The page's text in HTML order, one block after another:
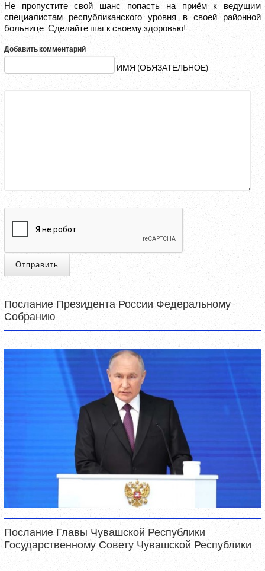
Не пропустите свой шанс попасть на приём к ведущим
специалистам республиканского уровня в своей районной
больнице. Сделайте шаг к своему здоровью!
Добавить комментарий
ИМЯ (ОБЯЗАТЕЛЬНОЕ)
Отправить
Послание Президента России Федеральному
Собранию
Послание Главы Чувашской Республики
Государственному Совету Чувашской Республики